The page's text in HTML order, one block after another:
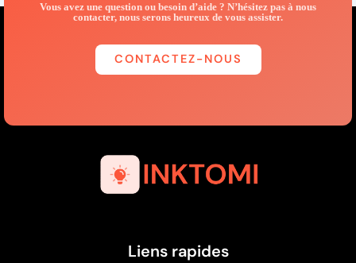
Vous avez une question ou besoin d’aide ? N’hésitez pas à nous
contacter, nous serons heureux de vous assister.
CONTACTEZ-NOUS
Liens rapides